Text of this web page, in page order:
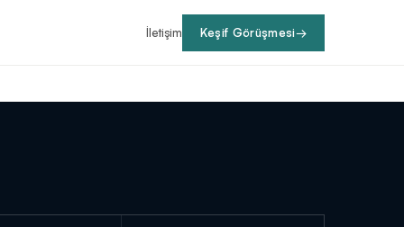
İletişim Keşif Görüşmesi→